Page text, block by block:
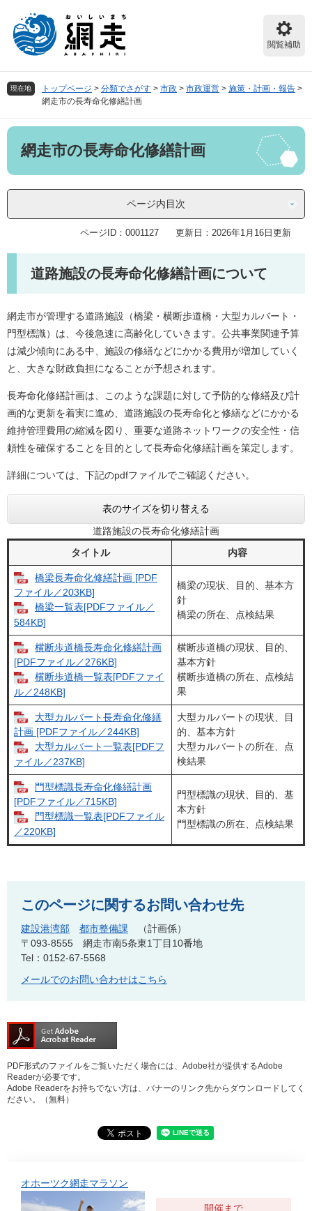
頭
で
飛
ば
へ
閲覧補助
現在地 トップページ > 分類でさがす > 市政 > 市政運営 > 施策・計画・報告 >
網走市の長寿命化修繕計画
本
網走市の長寿命化修繕計画
ページ内目次
ページID：0001127 更新日：2026年1月16日更新
道路施設の長寿命化修繕計画について
網走市が管理する道路施設（橋梁・横断歩道橋・大型カルバート・
門型標識）は、今後急速に高齢化していきます。公共事業関連予算
は減少傾向にある中、施設の修繕などにかかる費用が増加していく
と、大きな財政負担になることが予想されます。
長寿命化修繕計画は、このような課題に対して予防的な修繕及び計
画的な更新を着実に進め、道路施設の長寿命化と修繕などにかかる
維持管理費用の縮減を図り、重要な道路ネットワークの安全性・信
頼性を確保することを目的として長寿命化修繕計画を策定します。
詳細については、下記のpdfファイルでご確認ください。
表のサイズを切り替える
道路施設の長寿命化修繕計画
タイトル
内容
橋梁長寿命化修繕計画 [PDF
ファイル／203KB]
橋梁一覧表[PDFファイル／
584KB]
橋梁の現状、目的、基本方
針
橋梁の所在、点検結果
横断歩道橋長寿命化修繕計画
[PDFファイル／276KB]
横断歩道橋一覧表[PDFファイ
ル／248KB]
横断歩道橋の現状、目的、
基本方針
横断歩道橋の所在、点検結
果
大型カルバート長寿命化修繕
計画 [PDFファイル／244KB]
大型カルバート一覧表[PDFフ
ァイル／237KB]
大型カルバートの現状、目
的、基本方針
大型カルバートの所在、点
検結果
門型標識長寿命化修繕計画
[PDFファイル／715KB]
門型標識一覧表[PDFファイル
／220KB]
門型標識の現状、目的、基
本方針
門型標識の所在、点検結果
このページに関するお問い合わせ先
建設港湾部 都市整備課
計画係
〒093-8555
網走市南5条東1丁目10番地
Tel：0152-67-5568
メールでのお問い合わせはこちら
PDF形式のファイルをご覧いただく場合には、Adobe社が提供するAdobe
Readerが必要です。
Adobe Readerをお持ちでない方は、バナーのリンク先からダウンロードしてく
ださい。（無料）
オホーツク網走マラソン